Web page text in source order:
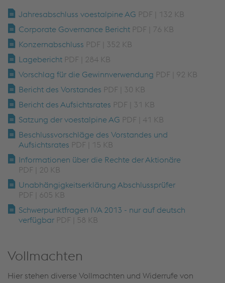
Jahresabschluss voestalpine AG PDF | 132 KB
Corporate Governance Bericht PDF | 76 KB
Konzernabschluss PDF | 352 KB
Lagebericht PDF | 284 KB
Vorschlag für die Gewinnverwendung PDF | 92 KB
Bericht des Vorstandes PDF | 30 KB
Bericht des Aufsichtsrates PDF | 31 KB
Satzung der voestalpine AG PDF | 41 KB
Beschlussvorschläge des Vorstandes und
Aufsichtsrates PDF | 15 KB
Informationen über die Rechte der Aktionäre
PDF | 20 KB
Unabhängigkeitserklärung Abschlussprüfer
PDF | 605 KB
Schwerpunktfragen IVA 2013 - nur auf deutsch
verfügbar PDF | 58 KB
Vollmachten
Hier stehen diverse Vollmachten und Widerrufe von